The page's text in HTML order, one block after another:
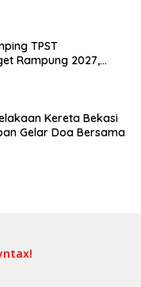
TPST
Rampung 2027,
Kereta Bekasi
Gelar Doa Bersama